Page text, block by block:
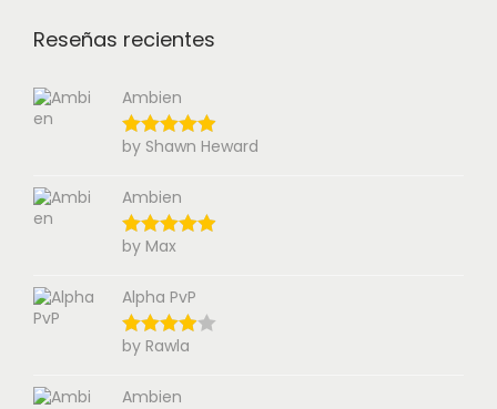
Reseñas recientes
Ambien
by Shawn Heward
Ambien
by Max
Alpha PvP
by Rawla
Ambien